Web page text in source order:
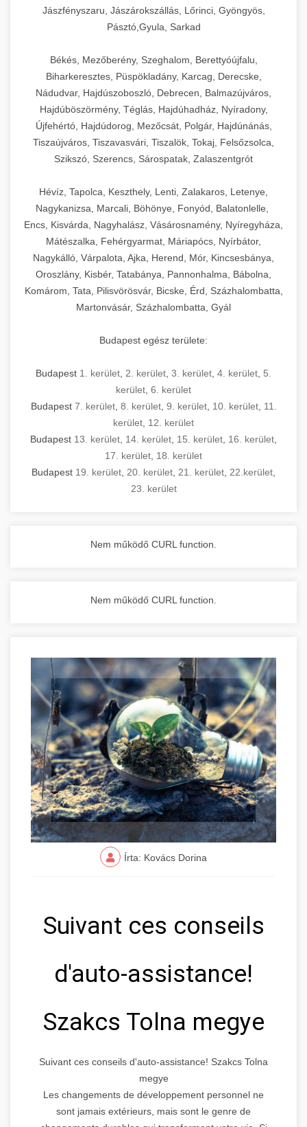
Jászfényszaru, Jászárokszállás, Lőrinci, Gyöngyös,
Pásztó,Gyula, Sarkad
Békés, Mezőberény, Szeghalom, Berettyóújfalu,
Biharkeresztes, Püspökladány, Karcag, Derecske,
Nádudvar, Hajdúszoboszló, Debrecen, Balmazújváros,
Hajdúböszörmény, Téglás, Hajdúhadház, Nyíradony,
Újfehértó, Hajdúdorog, Mezőcsát, Polgár, Hajdúnánás,
Tiszaújváros, Tiszavasvári, Tiszalök, Tokaj, Felsőzsolca,
Szikszó, Szerencs, Sárospatak, Zalaszentgrót
Hévíz, Tapolca, Keszthely, Lenti, Zalakaros, Letenye,
Nagykanizsa, Marcali, Böhönye, Fonyód, Balatonlelle,
Encs, Kisvárda, Nagyhalász, Vásárosnamény, Nyíregyháza,
Mátészalka, Fehérgyarmat, Máriapócs, Nyírbátor,
Nagykálló, Várpalota, Ajka, Herend, Mór, Kincsesbánya,
Oroszlány, Kisbér, Tatabánya, Pannonhalma, Bábolna,
Komárom, Tata, Pilisvörösvár, Bicske, Érd, Százhalombatta,
Martonvásár, Százhalombatta, Gyál
Budapest egész területe:
Budapest 1. kerület 2. kerület 3. kerület 4. kerület 5.
kerület 6. kerület
Budapest 7. kerület, 8. kerület, 9. kerület, 10. kerület, 11.
kerület 12. kerület
Budapest 13. kerület 14. kerület 15. kerület 16. kerület
17. kerület 18. kerület
Budapest 19. kerület 20. kerület 21. kerület 22.kerület
23. kerület
Nem működő CURL function.
Nem működő CURL function.
Írta: Kovács Dorina
Suivant ces conseils
d'auto-assistance!
Szakcs Tolna megye
Suivant ces conseils d'auto-assistance! Szakcs Tolna
megye
Les changements de développement personnel ne
sont jamais extérieurs, mais sont le genre de